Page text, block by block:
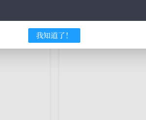
上线日期：2026-04-23
我知道了！